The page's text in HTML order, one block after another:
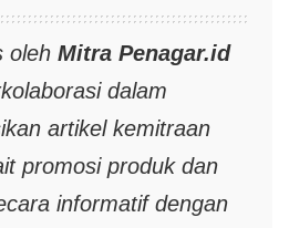
oleh Mitra Penagar.id
dalam
artikel kemitraan
promosi produk dan
informatif dengan